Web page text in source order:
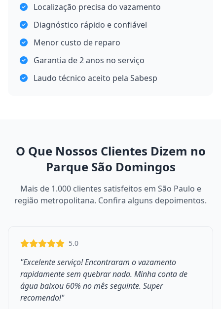
Localização precisa do vazamento
Diagnóstico rápido e confiável
Menor custo de reparo
Garantia de 2 anos no serviço
Laudo técnico aceito pela Sabesp
O Que Nossos Clientes Dizem no
Parque São Domingos
Mais de 1.000 clientes satisfeitos em São Paulo e
região metropolitana. Confira alguns depoimentos.
5.0
"Excelente serviço! Encontraram o vazamento
rapidamente sem quebrar nada. Minha conta de
água baixou 60% no mês seguinte. Super
recomendo!"